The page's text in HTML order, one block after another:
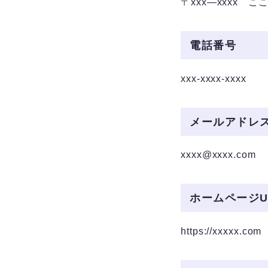
〒xxx―xxxx ここ
電話番号
xxx-xxxx-xxxx
メールアドレ
xxxx@xxxx.com
ホームページ
https://xxxxx.com